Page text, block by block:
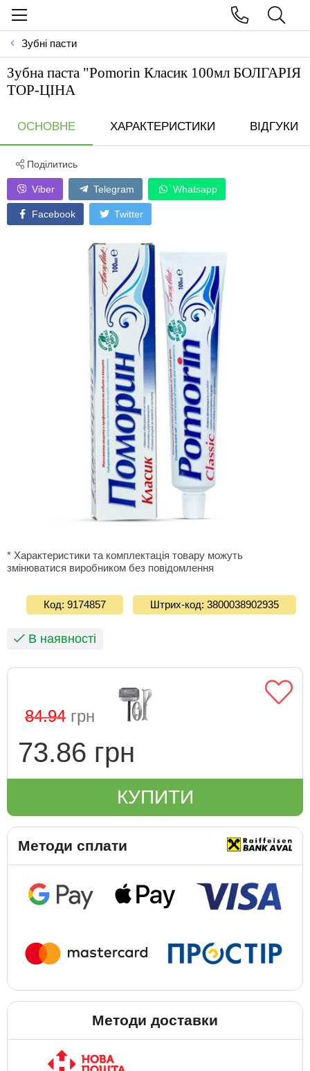
Зубні пасти
Зубна паста "Pomorin Класик 100мл БОЛГАРIЯ
ТОР-ЦIНА
ОСНОВНЕ ХАРАКТЕРИСТИКИ ВІДГУКИ
Поділитись
Viber Telegram Whatsapp
Facebook Twitter
* Характеристики та комплектація товару можуть
змінюватися виробником без повідомлення
Код: 9174857 Штрих-код: 3800038902935
В наявності
84.94 грн
73.86 грн
КУПИТИ
Методи сплати
Методи доставки